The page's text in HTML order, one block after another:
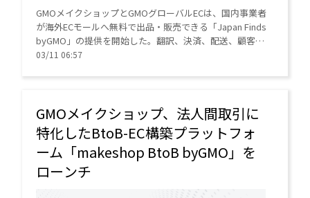
GMOメイクショップとGMOグローバルECは、国内事業者
が海外ECモールへ無料で出品・販売できる「Japan Finds
byGMO」の提供を開始した。翻訳、決済、配送、顧客対
応をワンストップで支援し、事業者は国内ECと同様の運
03/11 06:57
GMOメイクショップ、法人間取引に
特化したBtoB-EC構築プラットフォ
ーム「makeshop BtoB byGMO」を
ローンチ